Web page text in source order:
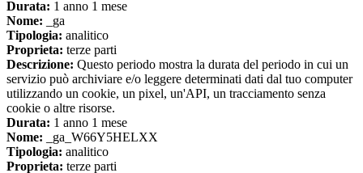
Durata: 1 anno 1 mese
Nome: _ga
Tipologia: analitico
Proprieta: terze parti
Descrizione: Questo periodo mostra la durata del periodo in cui un
servizio può archiviare e/o leggere determinati dati dal tuo computer
utilizzando un cookie, un pixel, un'API, un tracciamento senza
cookie o altre risorse.
Durata: 1 anno 1 mese
Nome: _ga_W66Y5HELXX
Tipologia: analitico
Proprieta: terze parti